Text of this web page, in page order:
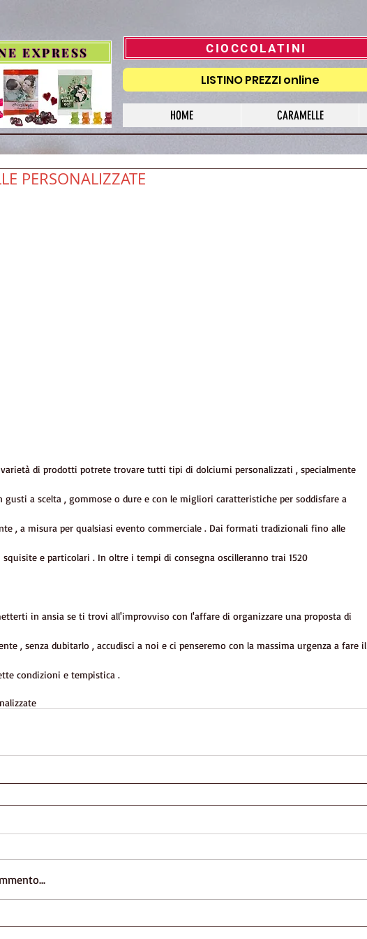
EXPRESS CIOCCOLATINI
LISTINO PREZZI online
HOME CARAMELLE
PERSONALIZZATE
di prodotti potrete trovare tutti tipi di dolciumi personalizzati , specialmente
gusti a scelta , gommose o dure e con le migliori caratteristiche per soddisfare a
, a misura per qualsiasi evento commerciale . Dai formati tradizionali fino alle
squisite e particolari . In oltre i tempi di consegna oscilleranno trai 1520
in ansia se ti trovi all'improvviso con l'affare di organizzare una proposta di
, senza dubitarlo , accudisci a noi e ci penseremo con la massima urgenza a fare il
condizioni e tempistica .